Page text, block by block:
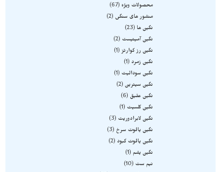
محصولات ویژه
67
منشور های سنگی
2
نگین ها
23
نگین آمیتیست
2
نگین رز کوارتز 1
نگین زمرد
1
نگین سودالیت
1
نگین سیترین 2
نگین عقیق
6
نگین کلسیت
1
نگین لابرادوریت
3
نگین یاقوت سرخ
3
نگین یاقوت کبود
2
نگین یشم
1
نیم ست
10